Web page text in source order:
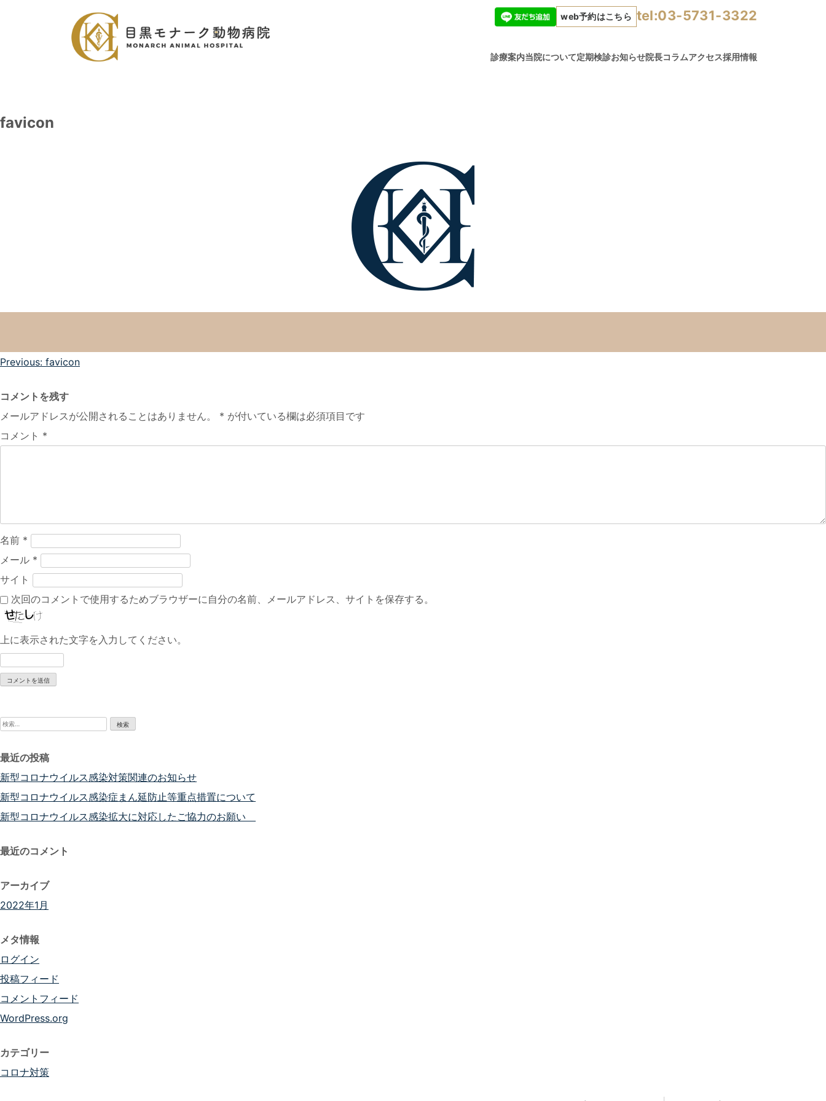
web予約はこちら tel:03-5731-3322
診療案内当院について定期検診お知らせ院長コラムアクセス採用情報
favicon
投
ナ
ビ
ゲ
Previous: favicon
コメントを残す
メールアドレスが公開されることはありません。
* が付いている欄は必須項目です
コメント *
名前 *
メール *
サイト
次回のコメントで使用するためブラウザーに自分の名前、メールアドレス、サイトを保存する。
上に表示された文字を入力してください。
検
最近の投稿
新型コロナウイルス感染対策関連のお知らせ
新型コロナウイルス感染症まん延防止等重点措置について
新型コロナウイルス感染拡大に対応したご協力のお願い
最近のコメント
アーカイブ
2022年1月
メタ情報
ログイン
投稿フィード
コメントフィード
WordPress.org
カテゴリー
コロナ対策